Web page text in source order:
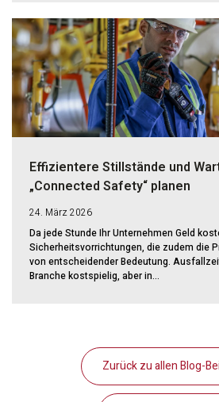
Effizientere Stillstände und
„Connected Safety“ planen
24. März 2026
Da jede Stunde Ihr Unternehmen Geld
Sicherheitsvorrichtungen, die zudem die
von entscheidender Bedeutung.
Branche kostspielig, aber in...
Zurück zu allen Blog-